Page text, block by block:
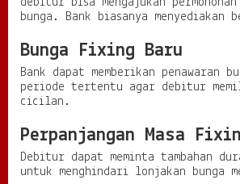
debitur bisa mengajukan permohonan
bunga. Bank biasanya menyediakan
Bunga Fixing Baru
Bank dapat memberikan penawaran
periode tertentu agar debitur
cicilan.
Perpanjangan Masa
Debitur dapat meminta tambahan
untuk menghindari lonjakan bunga